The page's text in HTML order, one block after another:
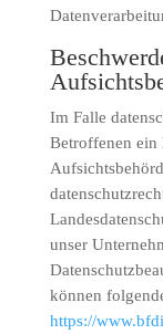
Im Falle
Betroffenen ein
unser
können
https://